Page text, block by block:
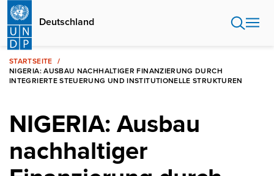
Direkt
zum
Inhalt
Deutschland
STARTSEITE
NIGERIA: AUSBAU NACHHALTIGER FINANZIERUNG DURCH
INTEGRIERTE STEUERUNG UND INSTITUTIONELLE STRUKTUREN
NIGERIA: Ausbau
nachhaltiger